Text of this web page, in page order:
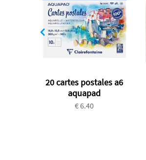
20 cartes postales a6
aquapad
€ 6.40